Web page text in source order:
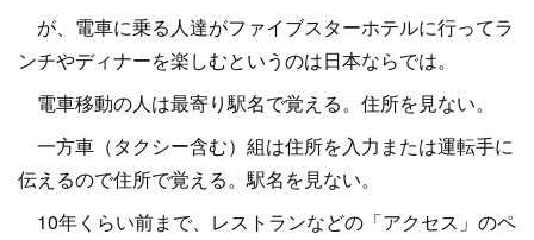
が、電車に乗る人達がファイブスターホテルに行ってラ
ンチやディナーを楽しむというのは日本ならでは。
電車移動の人は最寄り駅名で覚える。住所を見ない。
一方車（タクシー含む）組は住所を入力または運転手に
伝えるので住所で覚える。駅名を見ない。
10年くらい前まで、レストランなどの「アクセス」のペ